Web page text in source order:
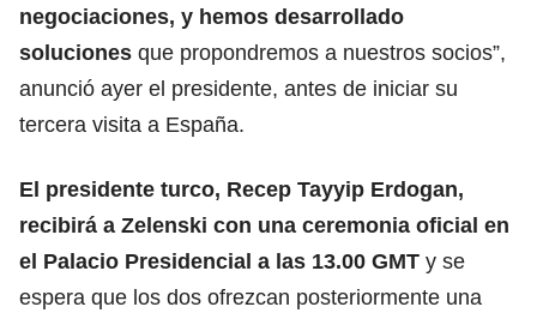
negociaciones, y hemos desarrollado
soluciones que propondremos a nuestros socios”,
anunció ayer el presidente, antes de iniciar su
tercera visita a España.
El presidente turco, Recep Tayyip Erdogan,
recibirá a Zelenski con una ceremonia oficial en
el Palacio Presidencial a las 13.00 GMT y se
espera que los dos ofrezcan posteriormente una